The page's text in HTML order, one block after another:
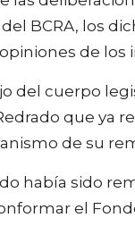
BCRA, los
de los
del cuerpo
que ya
de su
había sido
el